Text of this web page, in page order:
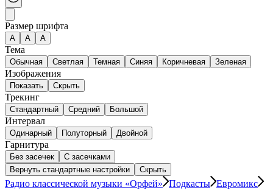
Размер шрифта
А A A
Тема
Обычная Светлая Темная Синяя Коричневая Зеленая
Изображения
Показать Скрыть
Трекинг
Стандартный Средний Большой
Интервал
Одинарный Полуторный Двойной
Гарнитура
Без засечек
С засечками
Вернуть стандартные настройки
Скрыть
Радио классической музыки «Орфей» Подкасты Евромикс